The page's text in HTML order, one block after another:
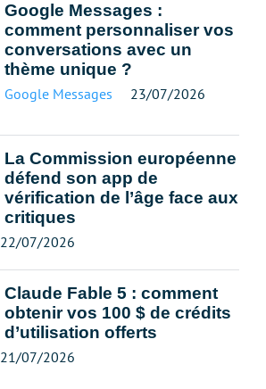
Google Messages :
comment personnaliser vos
conversations avec un
thème unique ?
Google Messages 23/07/2026
La Commission européenne
défend son app de
vérification de l’âge face aux
critiques
22/07/2026
Claude Fable 5 : comment
obtenir vos 100 $ de crédits
d’utilisation offerts
21/07/2026